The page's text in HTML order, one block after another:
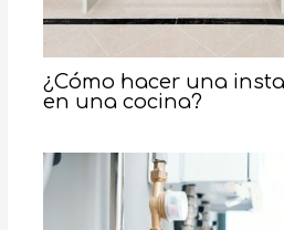
¿Cómo hacer una
en una cocina?